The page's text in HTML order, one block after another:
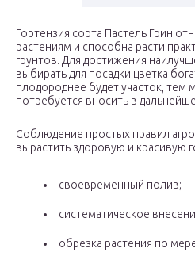
Гортензия сорта Пастель Грин
растениям и способна расти
грунтов. Для достижения
выбирать для посадки цветка
плодороднее будет участок, тем
потребуется вносить в
Соблюдение простых правил
вырастить здоровую и красивую
своевременный полив;
систематическое
обрезка растения по